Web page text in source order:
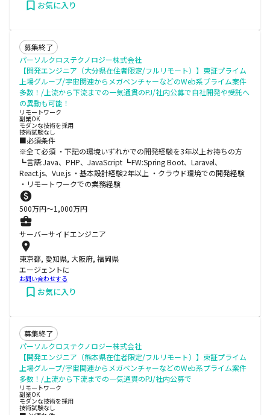
お気に入り
募集終了
パーソルクロステクノロジー株式会社
【開発エンジニア（大分県在住者限定/フルリモート）】東証プライム
上場グループ/宇宙関連からメガベンチャーなどのWeb系プライム案件
多数！/上流から下流までの一気通貫のPJ/社内公募で自社開発や受託へ
の異動も可能！
リモートワーク
副業OK
モダンな技術を採用
技術試験なし
■必須条件
※全て必須 ・下記の環境いずれかでの開発経験を3年以上お持ちの方
┗言語:Java、PHP、JavaScript ┗FW:Spring Boot、Laravel、
React.js、Vue.js ・基本設計経験2年以上 ・クラウド環境での開発経験
・リモートワークでの業務経験
500万円〜1,000万円
サーバーサイドエンジニア
東京都, 愛知県, 大阪府, 福岡県
エージェントに
お問い合わせする
お気に入り
募集終了
パーソルクロステクノロジー株式会社
【開発エンジニア（熊本県在住者限定/フルリモート）】東証プライム
上場グループ/宇宙関連からメガベンチャーなどのWeb系プライム案件
多数！/上流から下流までの一気通貫のPJ/社内公募で
リモートワーク
副業OK
モダンな技術を採用
技術試験なし